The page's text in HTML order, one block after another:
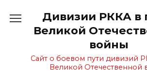
содержанию
Дивизии РККА в
Великой
войны
Сайт о боевом пути дивизий
Великой Отечественной